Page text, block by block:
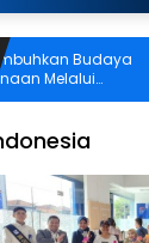
Budaya
Melalui